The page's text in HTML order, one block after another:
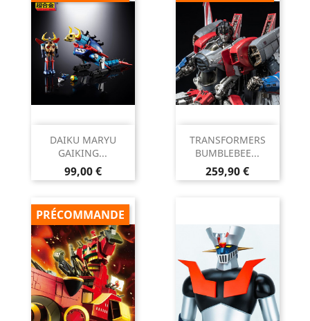
DAIKU MARYU
GAIKING...
Prix
99,00 €
TRANSFORMERS
BUMBLEBEE...
Prix
259,90 €
PRÉCOMMANDE